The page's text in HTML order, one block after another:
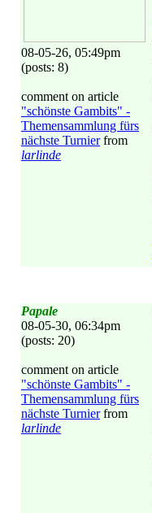
08-05-26, 05:49pm
(posts: 8)
comment on article
"schönste Gambits" -
Themensammlung fürs
nächste Turnierfrom
larlinde
Papale
08-05-30, 06:34pm
(posts: 20)
comment on article
"schönste Gambits" -
Themensammlung fürs
nächste Turnierfrom
larlinde